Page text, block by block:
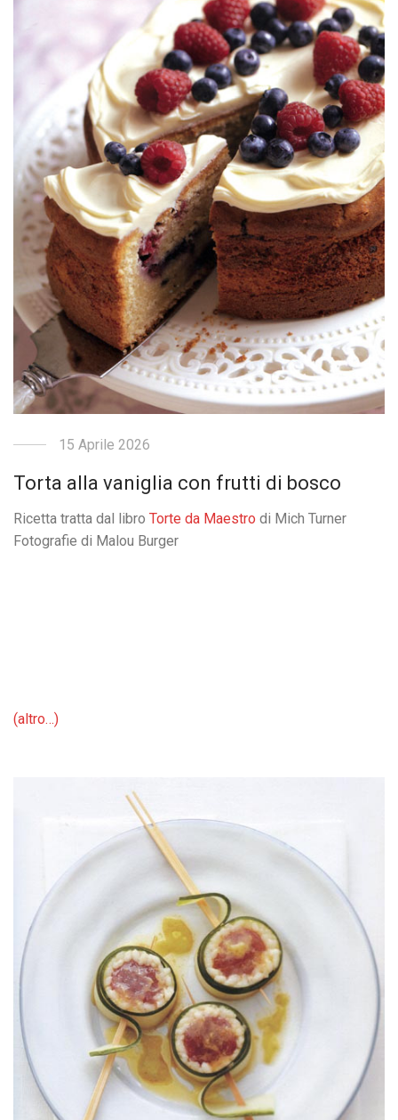
15 Aprile 2026
Torta alla vaniglia con frutti di bosco
Ricetta tratta dal libroTorte da Maestro di Mich Turner
Fotografie di Malou Burger
(altro…)